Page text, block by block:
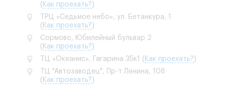
( Как проехать? )
ТРЦ «Седьмое небо», ул. Бетанкура, 1
( Как проехать? )
Сормово, Юбилейный бульвар 2
( Как проехать? )
ТЦ «Океанис», Гагарина 35к1
( Как проехать? )
ТЦ "Автозаводец", Пр-т Ленина, 108
( Как проехать? )